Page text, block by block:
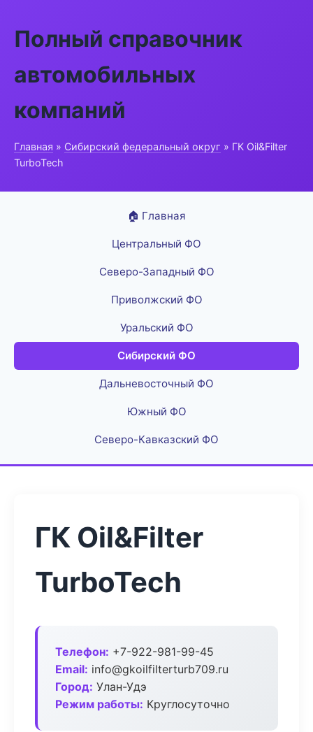
Полный справочник
автомобильных
компаний
Главная » Сибирский федеральный округ » ГК Oil&Filter
TurboTech
🏠 Главная
Центральный ФО
Северо-Западный ФО
Приволжский ФО
Уральский ФО
Сибирский ФО
Дальневосточный ФО
Южный ФО
Северо-Кавказский ФО
ГК Oil&Filter
TurboTech
Телефон: +7-922-981-99-45
Email: info@gkoilfilterturb709.ru
Город: Улан-Удэ
Режим работы: Круглосуточно